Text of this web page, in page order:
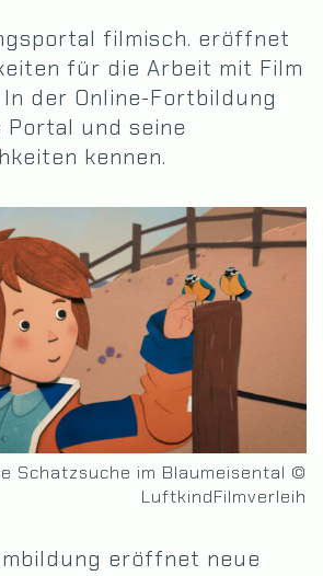
filmisch. eröffnet
für die Arbeit mit Film
der Online-Fortbildung
Portal und seine
kennen.
Schatzsuche im Blaumeisental ©
LuftkindFilmverleih
eröffnet neue